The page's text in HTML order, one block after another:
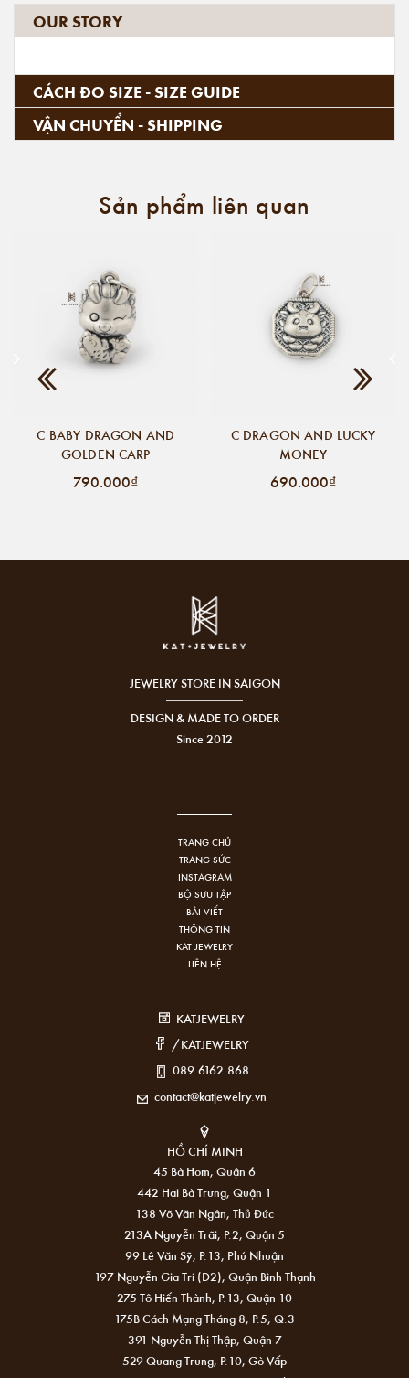
OUR STORY
CÁCH ĐO SIZE - SIZE GUIDE
VẬN CHUYỂN - SHIPPING
Sản phẩm liên quan
C BABY DRAGON AND
GOLDEN CARP
790.000₫
C DRAGON AND LUCKY
MONEY
690.000₫
JEWELRY STORE IN SAIGON
DESIGN & MADE TO ORDER
Since 2012
TRANG CHỦ
TRANG SỨC
INSTAGRAM
BỘ SƯU TẬP
BÀI VIẾT
THÔNG TIN
KAT JEWELRY
LIÊN HỆ
KATJEWELRY
/KATJEWELRY
089.6162.868
contact@katjewelry.vn
HỒ CHÍ MINH
45 Bà Hom, Quận 6
442 Hai Bà Trưng, Quận 1
138 Võ Văn Ngân, Thủ Đức
213A Nguyễn Trãi, P.2, Quận 5
99 Lê Văn Sỹ, P.13, Phú Nhuận
197 Nguyễn Gia Trí (D2), Quận Bình Thạnh
275 Tô Hiến Thành, P.13, Quận 10
175B Cách Mạng Tháng 8, P.5, Q.3
391 Nguyễn Thị Thập, Quận 7
529 Quang Trung, P.10, Gò Vấp